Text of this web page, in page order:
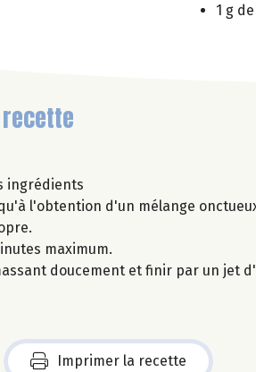
1 g
recette
ingrédients
l'obtention d'un mélange
maximum.
doucement et finir par un jet
Imprimer la recette